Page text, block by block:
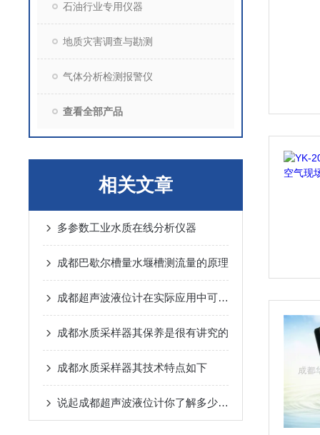
石油行业专用仪器
地质灾害调查与勘测
气体分析检测报警仪
查看全部产品
相关文章
多参数工业水质在线分析仪器
成都巴歇尔槽量水堰槽测流量的原理
成都超声波液位计在实际应用中可能会出现以下常见问题
成都水质采样器其保养是很有讲究的
成都水质采样器其技术特点如下
说起成都超声波液位计你了解多少呢？